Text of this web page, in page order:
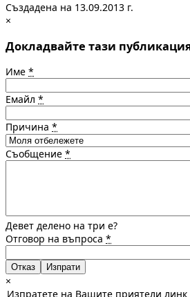
Създадена на 13.09.2013 г.
×
Докладвайте тази
Име *
Емайл *
Причина *
Съобщение *
Девет делено на три е?
Отговор на въпроса *
Отказ
×
Изпратете на Вашите приятели